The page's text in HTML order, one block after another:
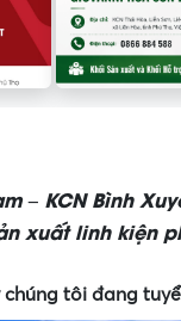
– KCN Bình
xuất linh kiện
chúng tôi đang